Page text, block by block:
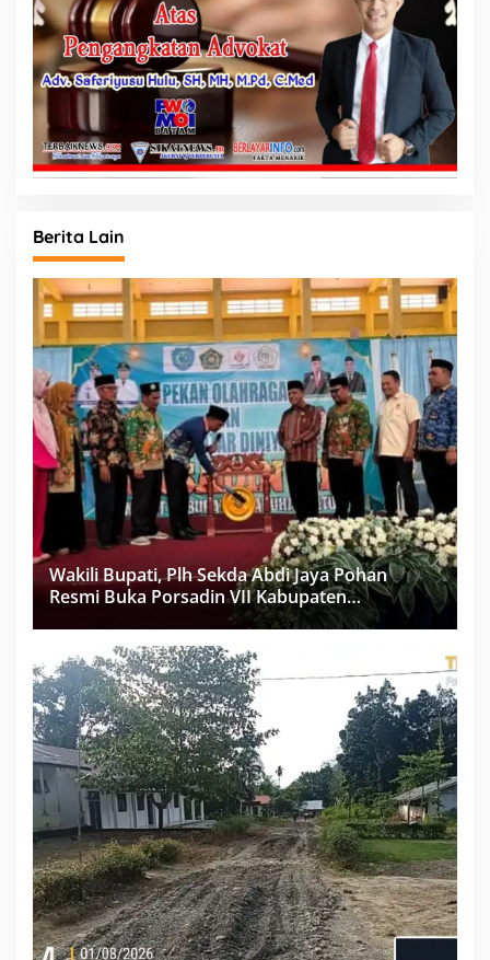
Berita Lain
Wakili Bupati, Plh Sekda Abdi Jaya Pohan
Resmi Buka Porsadin VII Kabupaten